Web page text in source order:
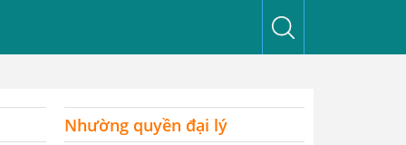
Nhường quyền đại lý